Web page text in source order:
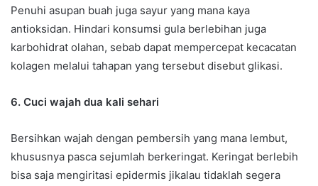
Penuhi asupan buah juga sayur yang mana kaya
antioksidan. Hindari konsumsi gula berlebihan juga
karbohidrat olahan, sebab dapat mempercepat kecacatan
kolagen melalui tahapan yang tersebut disebut glikasi.
6. Cuci wajah dua kali sehari
Bersihkan wajah dengan pembersih yang mana lembut,
khususnya pasca sejumlah berkeringat. Keringat berlebih
bisa saja mengiritasi epidermis jikalau tidaklah segera